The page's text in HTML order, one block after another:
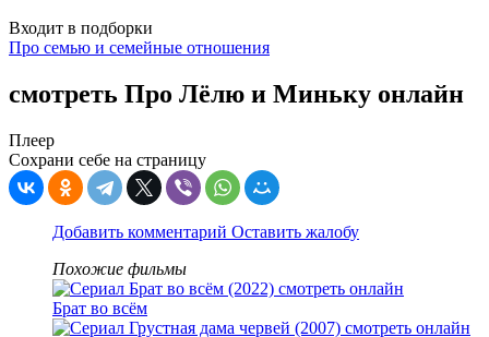
Входит в подборки
Про семью и семейные отношения
смотреть Про Лёлю и Миньку онлайн
Плеер
Сохрани себе на страницу
Добавить комментарий Оставить жалобу
Похожие фильмы
Брат во всём